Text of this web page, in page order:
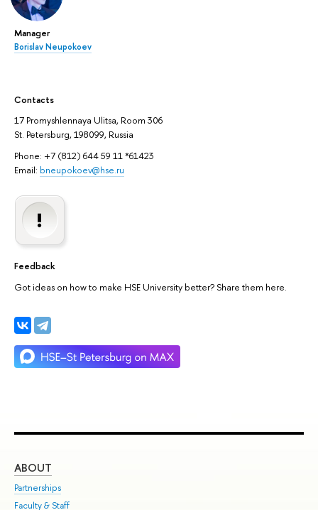
Manager
Borislav Neupokoev
Contacts
17 Promyshlennaya Ulitsa, Room 306
St. Petersburg, 198099, Russia
Phone: +7 (812) 644 59 11 *61423
Email: bneupokoev@hse.ru
Feedback
Got ideas on how to make HSE University better? Share them here.
ABOUT
Partnerships
Faculty & Staff